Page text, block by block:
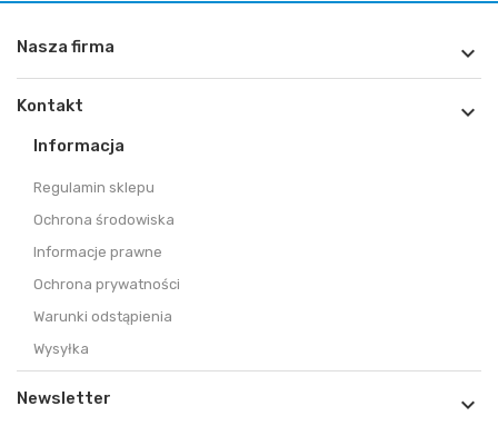
Nasza firma 
Kontakt 
Informacja
Regulamin sklepu
Ochrona środowiska
Informacje prawne
Ochrona prywatności
Warunki odstąpienia
Wysyłka
Newsletter 